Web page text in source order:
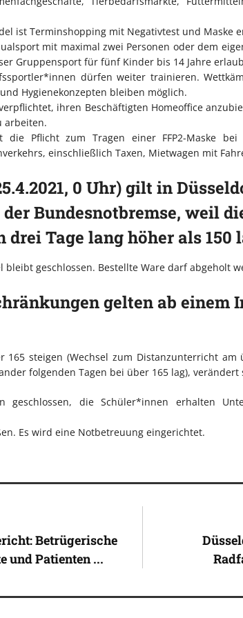
ist Terminshopping mit Negativtest und Maske
mit maximal zwei Personen oder dem
Gruppensport für fünf Kinder bis 14 Jahre
dürfen weiter trainieren.
Hygienekonzepten bleiben möglich.
ihren Beschäftigten Homeoffice
arbeiten.
die Pflicht zum Tragen einer FFP2-Maske
einschließlich Taxen, Mietwagen mit
0 Uhr) gilt in
Bundesnotbremse, weil
drei Tage lang höher als 150
bleibt geschlossen. Bestellte Ware darf abgeholt
gelten ab einem
165 steigen (Wechsel zum Distanzunterricht am
folgenden Tagen bei über 165 lag), verändert
geschlossen, die Schüler*innen erhalten
Es wird eine Notbetreuung eingerichtet.
Betrügerische
und Patienten ...
diesen
mit